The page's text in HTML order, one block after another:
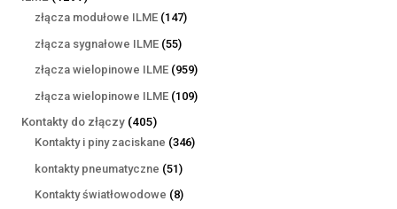
produktów
złącza modułowe ILME 147147
złącza sygnałowe ILME 5555
produktów
złącza wielopinowe ILME 959959
produktów
złącza wielopinowe ILME 109109
Kontakty do złączy 405405
produktów
Kontakty i piny zaciskane 346346
kontakty pneumatyczne 5151
produktów
Kontakty światłowodowe 88